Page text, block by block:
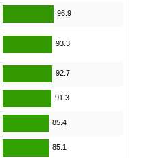
96.9
93.3
92.7
91.3
85.4
85.1